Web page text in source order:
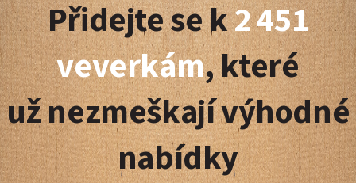
p
a
t
í
Přidejte se k2 451
veverkám, které
už nezmeškají výhodné
nabídky